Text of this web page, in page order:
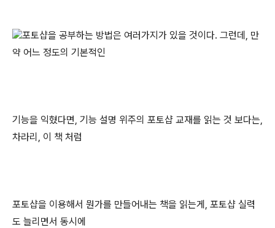
포토샵을 공부하는 방법은 여러가지가 있을 것이다. 그런데, 만
약 어느 정도의 기본적인
기능을 익혔다면, 기능 설명 위주의 포토샵 교재를 읽는 것 보다는,
차라리, 이 책 처럼
포토샵을 이용해서 뭔가를 만들어내는 책을 읽는게, 포토샵 실력
도 늘리면서 동시에